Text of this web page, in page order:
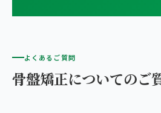
よくあるご質問
骨盤矯正についてのご